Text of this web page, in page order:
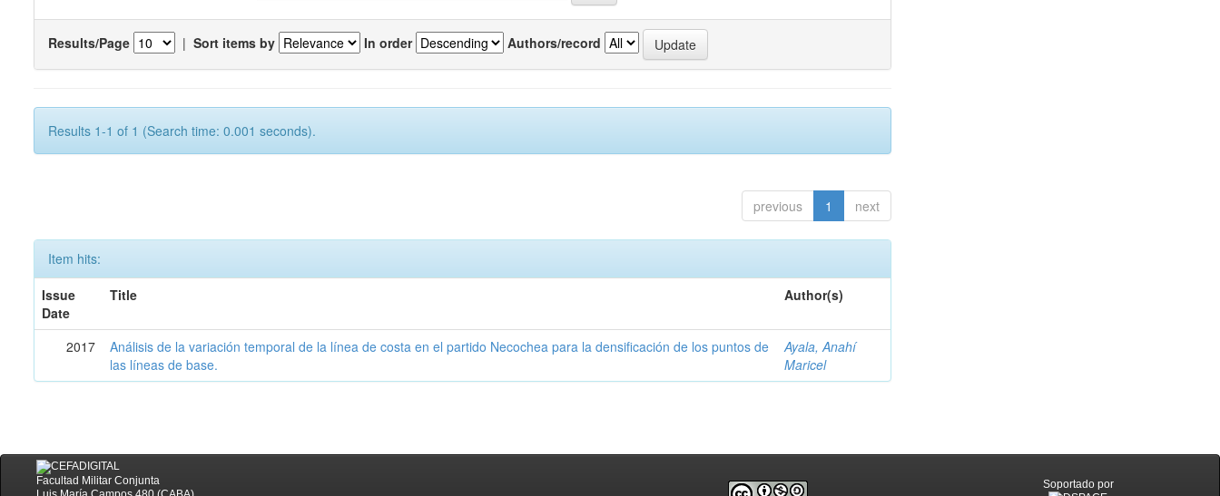
Results/Page | Sort items by In order Authors/record
Results 1-1 of 1 (Search time: 0.001 seconds).
previous 1 next
Item hits:
Issue
Date
Title Author(s)
2017
Análisis de la variación temporal de la línea de costa en el partido Necochea para la densificación de los puntos de
las líneas de base.
Ayala, Anahí
Maricel
Facultad Militar Conjunta
Soportado por